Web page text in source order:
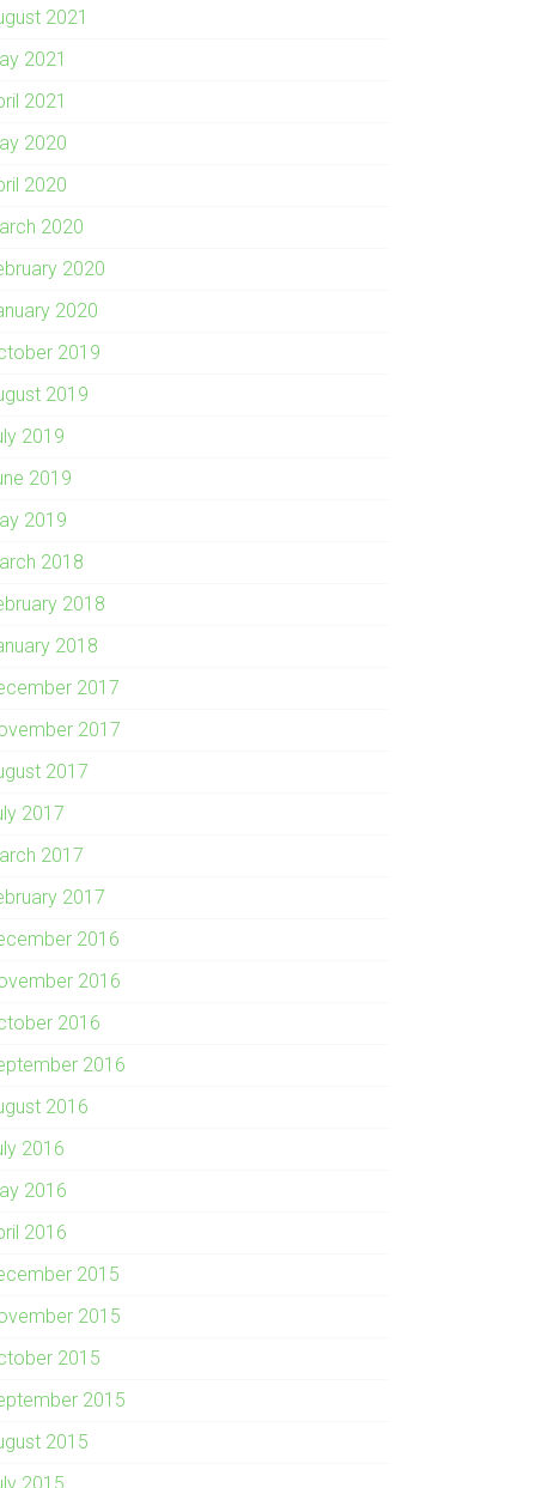
2021
2021
2021
2020
2020
2020
2020
2020
2019
2019
2019
2019
2019
2018
2018
2018
2017
2017
2017
2017
2017
2017
2016
2016
2016
2016
2016
2016
2016
2016
2015
2015
2015
2015
2015
2015